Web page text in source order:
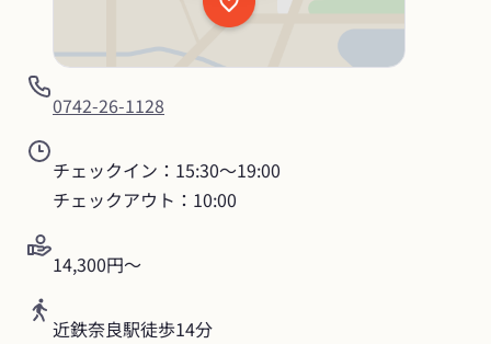
0742-26-1128
チェックイン：15:30〜19:00
チェックアウト：10:00
14,300円〜
近鉄奈良駅徒歩14分